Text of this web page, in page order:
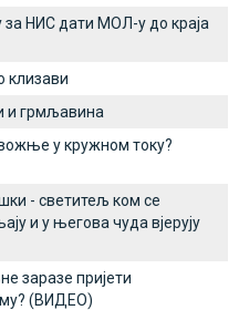
за НИС дати МОЛ-у до краја
клизави
и грмљавина
у кружном току?
- светитељ ком се
и у његова чуда вјерују
заразе пријети
(ВИДЕО)